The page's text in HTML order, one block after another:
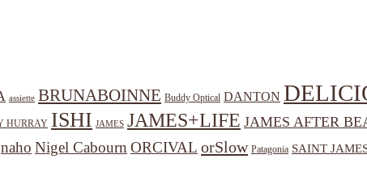
assiette BRUNABOINNE Buddy Optical DANTON
HURRAY ISHI JAMES JAMES+LIFE JAMES AFTER
naho Nigel Cabourn ORCIVAL orSlow Patagonia SAINT